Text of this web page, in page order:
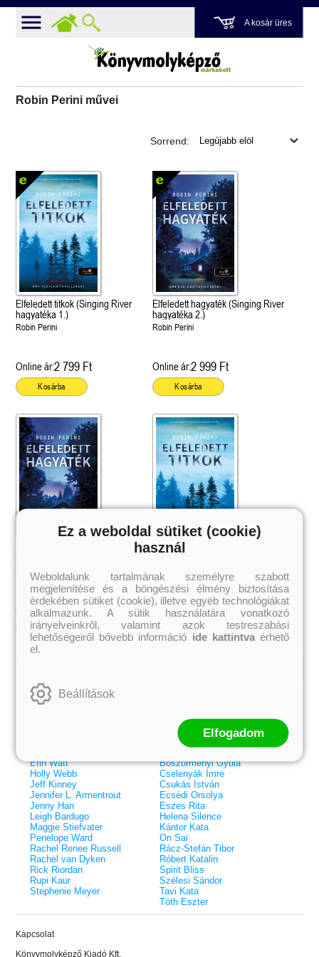
A kosár üres
Robin Perini művei
olvasható!
Sorrend:
Elfeledett titkok (Singing River
hagyatéka 1.)
Robin Perini
Online ár:2 799 Ft
Kosárba
Elfeledett hagyaték (Singing River
hagyatéka 2.)
Robin Perini
Online ár:2 999 Ft
Kosárba
Elfeledett hagyaték (Singing River
Robin Perini
Online ár:3 611 Ft
Kosárba
Elfeledett titkok (Singing River
Robin Perini
Online ár:3 359 Ft
Kiemelt szerzőink
Erin Watt
Holly Webb
Jeff Kinney
Jennifer L. Armentrout
Jenny Han
Leigh Bardugo
Maggie Stiefvater
Penelope Ward
Rachel Renee Russell
Rachel van Dyken
Rick Riordan
Rupi Kaur
Stephenie Meyer
Ashley Carrigan
Benina
Bessenyei Gábor
Böszörményi Gyula
Cselenyák Imre
Csukás István
Ecsédi Orsolya
Eszes Rita
Helena Silence
Kántor Kata
On Sai
Rácz-Stefán Tibor
Róbert Katalin
Spirit Bliss
Szélesi Sándor
Tavi Kata
Tóth Eszter
Kapcsolat
Könyvmolyképző Kiadó Kft.
Ez a weboldal sütiket (cookie)
használ
Weboldalunk tartalmának személyre szabott
megjelenítése és a böngészési élmény biztosítása
érdekében sütiket (cookie), illetve egyéb technológiákat
alkalmazunk. A sütik használatára vonatkozó
irányelveinkről, valamint azok testreszabási
lehetőségeiről bővebb információ ide kattintvaérhető
el.
Beállítások
Elfogadom